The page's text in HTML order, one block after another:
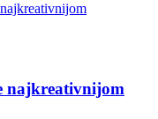
najkreativnijom